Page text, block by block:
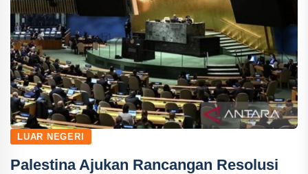
LUAR NEGERI
Palestina Ajukan Rancangan Resolusi